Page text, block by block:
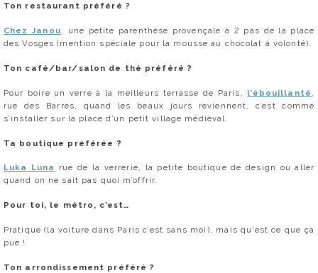
Ton restaurant préféré ?
Chez Janou, une petite parenthèse provençale à 2 pas de la place
des Vosges (mention spéciale pour la mousse au chocolat à volonté).
Ton café/bar/salon de thé préféré ?
Pour boire un verre à la meilleurs terrasse de Paris, l’ébouillanté
rue des Barres, quand les beaux jours reviennent, c’est comme
s’installer sur la place d’un petit village médiéval.
Ta boutique préférée ?
Luka Luna
rue de la verrerie, la petite boutique de design où aller
quand on ne sait pas quoi m’offrir.
Pour toi, le métro, c’est…
Pratique (la voiture dans Paris c’est sans moi), mais qu’est ce que ça
pue !
Ton arrondissement préféré ?